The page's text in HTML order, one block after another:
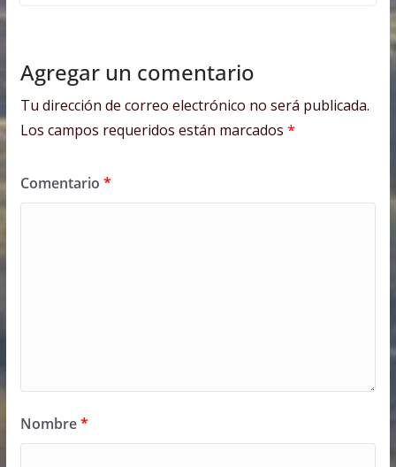
Agregar un comentario
Tu dirección de correo electrónico no será publicada.
Los campos requeridos están marcados *
Comentario *
Nombre*